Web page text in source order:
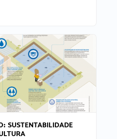
SUSTENTABILIDADE